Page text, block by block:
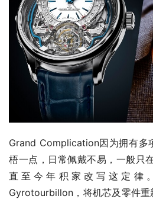
Grand Complication因为拥有多
梧一点，日常佩戴不易，一般只
直至今年积家改写这定律
Gyrotourbillon，将机芯及零件重